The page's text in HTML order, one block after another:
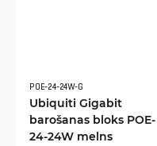
POE-24-24W-G
Ubiquiti Gigabit
barošanas bloks POE-
24-24W melns